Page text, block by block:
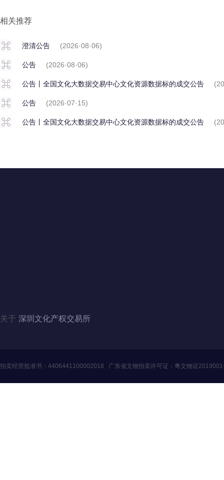
相关推荐
澄清公告 (2026·08·06)
公告 (2026·08·06)
公告丨全国文化大数据交易中心文化资源数据标的成交公告
公告 (2026·07·15)
公告丨全国文化大数据交易中心文化资源数据标的成交公告
关于 深圳文化产权交易所
拍卖经营批准书： 4406441100002018 广东省文物拍卖许可证： 粤文物证2019001